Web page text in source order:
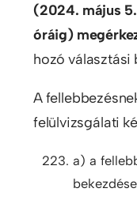
(2024. május
óráig)
hozó választási
A
felülvizsgálati
a) a